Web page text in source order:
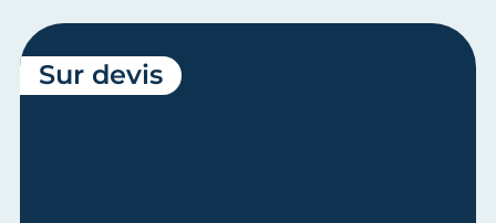
Sur devis